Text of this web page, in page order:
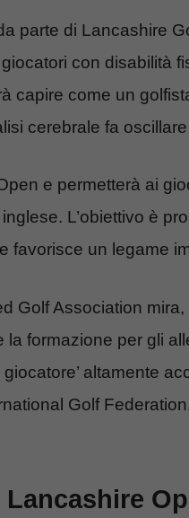
parte di Lancashire
giocatori con disabilità
capire come un
cerebrale fa
e permetterà ai
L’obiettivo è
favorisce un legame
Golf Association
la formazione per gli
giocatore’ altamente
Golf
Lancashire